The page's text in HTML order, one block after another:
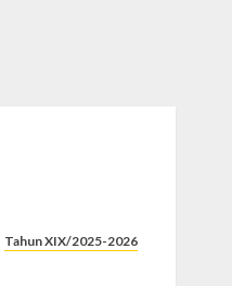
Tahun XIX/2025-2026